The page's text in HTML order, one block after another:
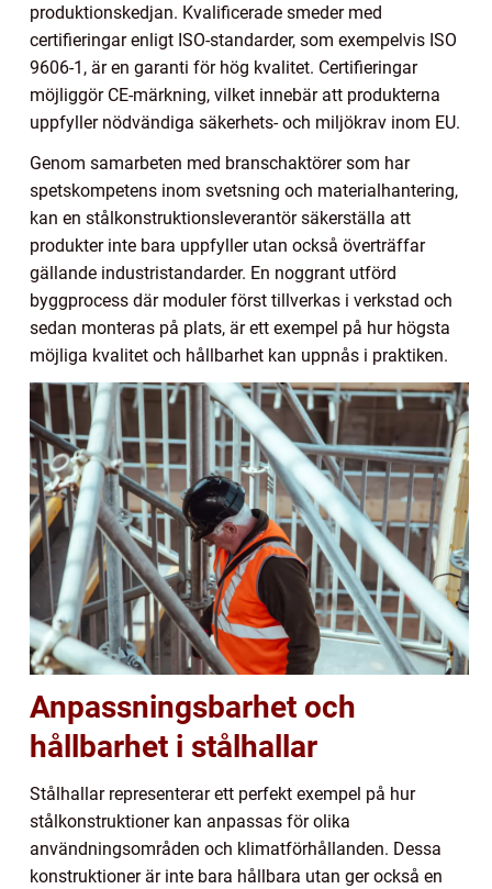
produktionskedjan. Kvalificerade smeder med
certifieringar enligt ISO-standarder, som exempelvis ISO
9606-1, är en garanti för hög kvalitet. Certifieringar
möjliggör CE-märkning, vilket innebär att produkterna
uppfyller nödvändiga säkerhets- och miljökrav inom EU.
Genom samarbeten med branschaktörer som har
spetskompetens inom svetsning och materialhantering,
kan en stålkonstruktionsleverantör säkerställa att
produkter inte bara uppfyller utan också överträffar
gällande industristandarder. En noggrant utförd
byggprocess där moduler först tillverkas i verkstad och
sedan monteras på plats, är ett exempel på hur högsta
möjliga kvalitet och hållbarhet kan uppnås i praktiken.
Anpassningsbarhet och
hållbarhet i stålhallar
Stålhallar representerar ett perfekt exempel på hur
stålkonstruktioner kan anpassas för olika
användningsområden och klimatförhållanden. Dessa
konstruktioner är inte bara hållbara utan ger också en